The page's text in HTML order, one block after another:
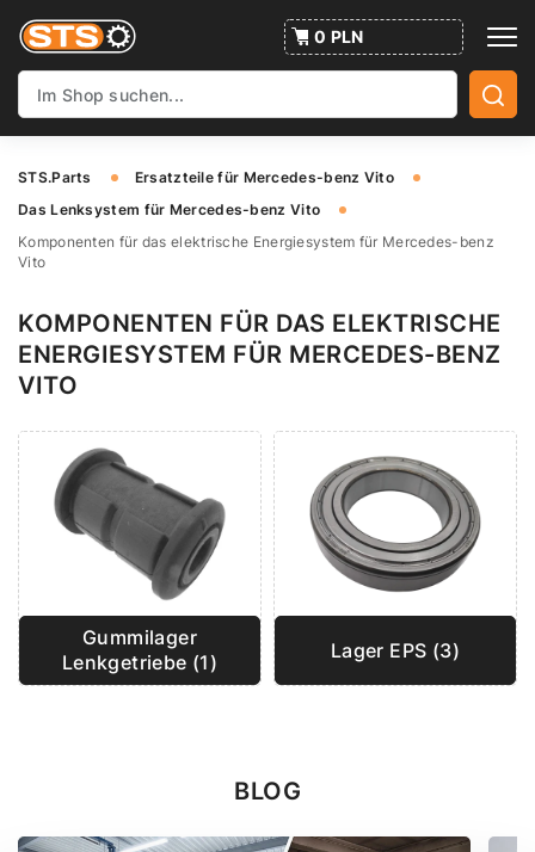
0 PLN
STS.Parts
Ersatzteile für Mercedes-benz Vito
Das Lenksystem für Mercedes-benz Vito
Komponenten für das elektrische Energiesystem für Mercedes-benz
Vito
KOMPONENTEN FÜR DAS ELEKTRISCHE
ENERGIESYSTEM FÜR MERCEDES-BENZ
VITO
Gummilager
Lenkgetriebe (1)
Lager EPS (3)
BLOG